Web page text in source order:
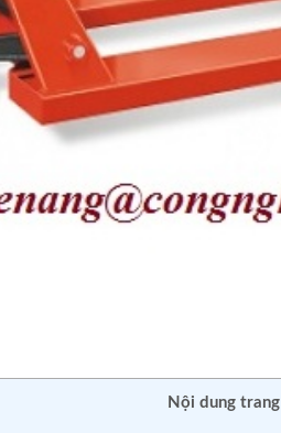
Nội dung trang